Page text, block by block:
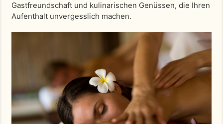
Gastfreundschaft und kulinarischen Genüssen, die Ihren
Aufenthalt unvergesslich machen.